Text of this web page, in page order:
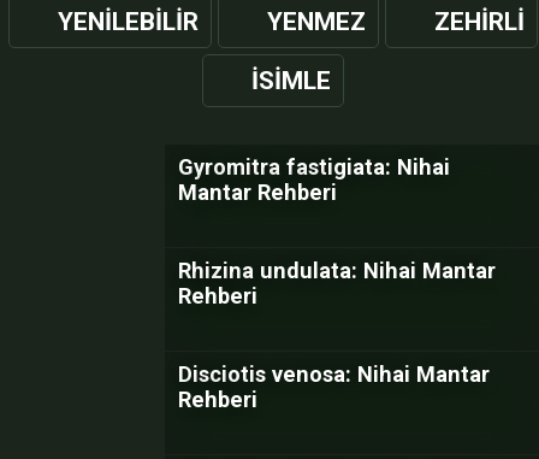
YENILEBILIR YENMEZ ZEHIRLI
İSIMLE
Gyromitra fastigiata: Nihai
Mantar Rehberi
Rhizina undulata: Nihai Mantar
Rehberi
Disciotis venosa: Nihai Mantar
Rehberi